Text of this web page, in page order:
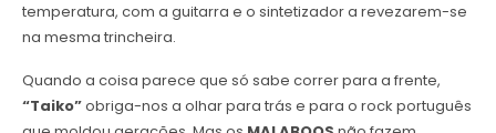
temperatura, com a guitarra e o sintetizador a revezarem-se
na mesma trincheira.
Quando a coisa parece que só sabe correr para a frente,
“Taiko”obriga-nos a olhar para trás e para o rock português